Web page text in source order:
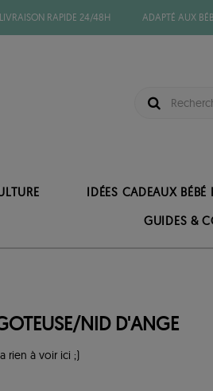
LIVRAISON RAPIDE 24/48H ADAPTÉ AUX
IDÉES CADEAUX BÉBÉ
GUIDES &
NID D'ANGE
rien à voir ici ;)